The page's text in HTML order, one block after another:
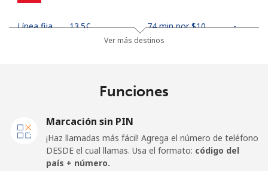
Línea fija ⁦13.5¢⁩ 74 min por ⁦$10⁩ -
Línea fija ⁦62.5¢⁩
⁦61.9¢⁩ 16 min por ⁦$10⁩ ⁦7¢⁩
Ver más destinos
Funciones
Marcación sin PIN
¡Haz llamadas más fácil! Agrega el número de teléfono
DESDE el cual llamas. Usa el formato: código del
país + número.